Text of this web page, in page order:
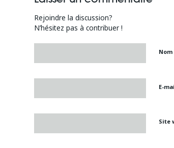
Rejoindre la discussion?
N’hésitez pas à contribuer !
Nom
E-
Site